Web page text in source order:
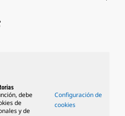
debe
de
y de
Configuración de
cookies